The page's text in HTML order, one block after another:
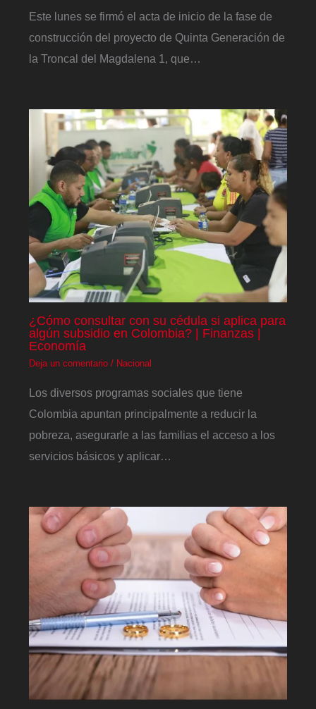
Este lunes se firmó el acta de inicio de la fase de
construcción del proyecto de Quinta Generación de
la Troncal del Magdalena 1, que…
¿Cómo consultar con su cédula si aplica para
algún subsidio en Colombia? | Finanzas |
Economía
Deja un comentario / Nacional
Los diversos programas sociales que tiene
Colombia apuntan principalmente a reducir la
pobreza, asegurarle a las familias el acceso a los
servicios básicos y aplicar…